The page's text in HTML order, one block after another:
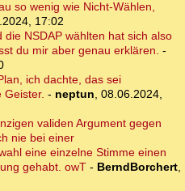
so wenig wie Nicht-Wählen,
17:02
die NSDAP wählten hat sich also
du mir aber genau erklären. -
ich dachte, das sei
Geister. - neptun, 08.06.2024,
validen Argument gegen
nie bei einer
eine einzelne Stimme einen
gehabt. owT - BerndBorchert,